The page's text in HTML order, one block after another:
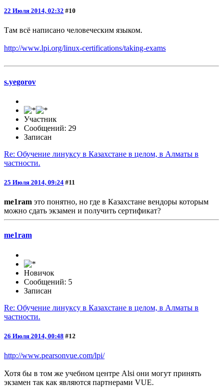
22 Июля 2014, 02:32 #10
Там всё написано человеческим языком.
http://www.lpi.org/linux-certifications/taking-exams
s.yegorov
Участник
Сообщений: 29
Записан
Re: Обучение линуксу в Казахстане в целом, в Алматы в
частности.
25 Июля 2014, 09:24 #11
me1ram это понятно, но где в Казахстане вендоры которым
можно сдать экзамен и получить сертификат?
me1ram
Новичок
Сообщений: 5
Записан
Re: Обучение линуксу в Казахстане в целом, в Алматы в
частности.
26 Июля 2014, 00:48 #12
http://www.pearsonvue.com/lpi/
Хотя бы в том же учебном центре Alsi они могут принять
экзамен так как являются партнерами VUE.